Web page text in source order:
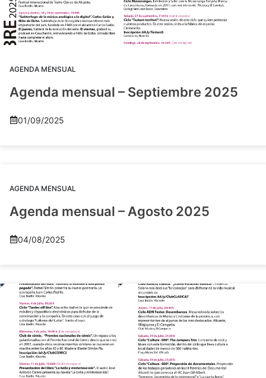
AGENDA MENSUAL
Agenda mensual – Septiembre 2025
01/09/2025
AGENDA MENSUAL
Agenda mensual – Agosto 2025
04/08/2025